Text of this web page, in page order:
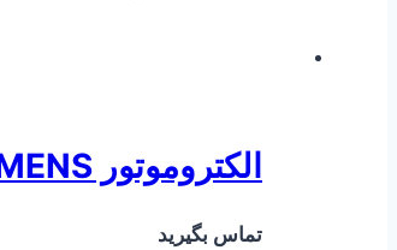
الکتروموتور SIEMENS
تماس بگیرید